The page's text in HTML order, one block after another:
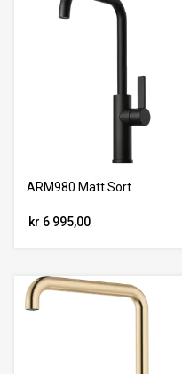
ARM980 Matt Sort
kr 6 995,00